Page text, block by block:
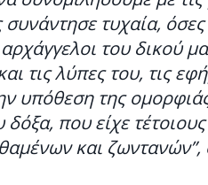
τυχαία,
του δικού
τις λύπες του, τις
υπόθεση της
που είχε τέτοιους
και